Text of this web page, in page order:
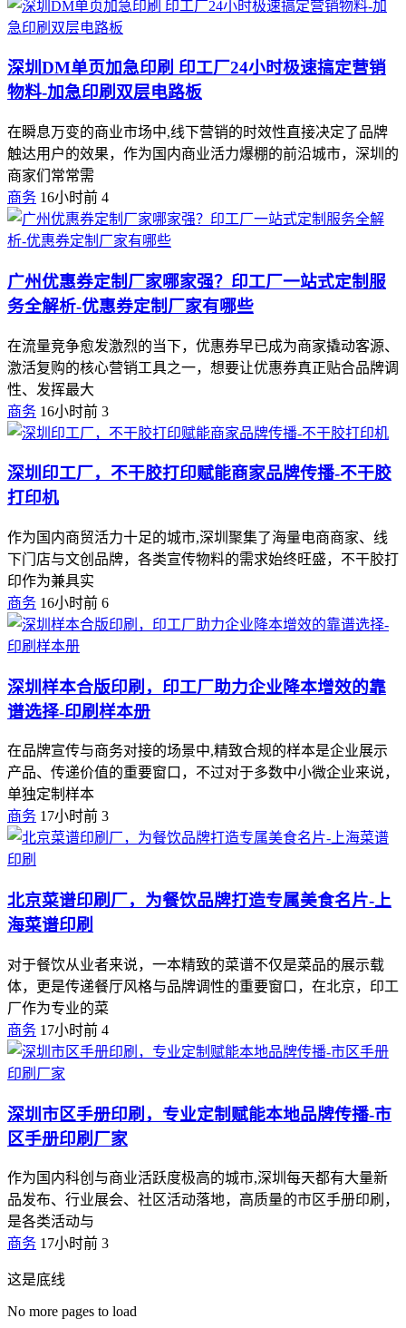
深圳DM单页加急印刷 印工厂24小时极速搞定营销
物料-加急印刷双层电路板
在瞬息万变的商业市场中,线下营销的时效性直接决定了品牌
触达用户的效果，作为国内商业活力爆棚的前沿城市，深圳的
商家们常常需
商务 16小时前 4
广州优惠券定制厂家哪家强？印工厂一站式定制服
务全解析-优惠券定制厂家有哪些
在流量竞争愈发激烈的当下，优惠券早已成为商家撬动客源、
激活复购的核心营销工具之一，想要让优惠券真正贴合品牌调
性、发挥最大
商务 16小时前 3
深圳印工厂，不干胶打印赋能商家品牌传播-不干胶
打印机
作为国内商贸活力十足的城市,深圳聚集了海量电商商家、线
下门店与文创品牌，各类宣传物料的需求始终旺盛，不干胶打
印作为兼具实
商务 16小时前 6
深圳样本合版印刷，印工厂助力企业降本增效的靠
谱选择-印刷样本册
在品牌宣传与商务对接的场景中,精致合规的样本是企业展示
产品、传递价值的重要窗口，不过对于多数中小微企业来说，
单独定制样本
商务 17小时前 3
北京菜谱印刷厂，为餐饮品牌打造专属美食名片-上
海菜谱印刷
对于餐饮从业者来说，一本精致的菜谱不仅是菜品的展示载
体，更是传递餐厅风格与品牌调性的重要窗口，在北京，印工
厂作为专业的菜
商务 17小时前 4
深圳市区手册印刷，专业定制赋能本地品牌传播-市
区手册印刷厂家
作为国内科创与商业活跃度极高的城市,深圳每天都有大量新
品发布、行业展会、社区活动落地，高质量的市区手册印刷，
是各类活动与
商务 17小时前 3
这是底线
No more pages to load